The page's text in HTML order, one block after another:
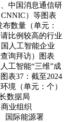
中国消息通信研
）等图表
数量（单元：
比例较高的行业
人工智能企业
询拜访）图表
工智能“三维”成
表37：截至2024
境（单元：个）
数据局
业组织
国际能源署